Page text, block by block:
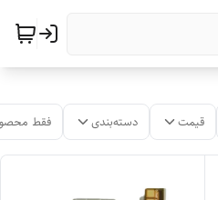
قیمت دسته‌بندی فقط